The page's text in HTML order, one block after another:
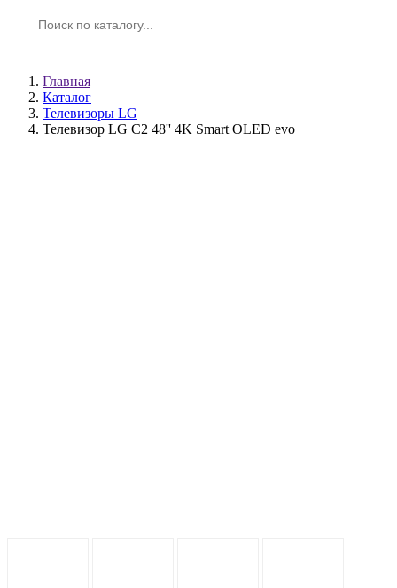
Главная
Каталог
Телевизоры LG
Телевизор LG C2 48'' 4K Smart OLED evo